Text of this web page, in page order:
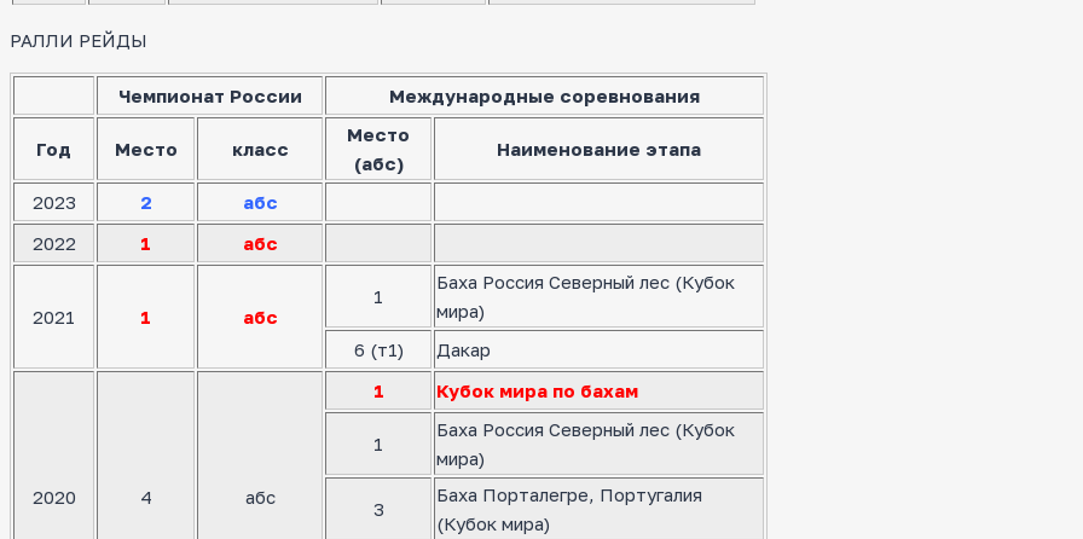
РАЛЛИ РЕЙДЫ
Чемпионат России Международные соревнования
Год Место класс
Место
(абс)
Наименование этапа
2023 2
абс
2022
1 абс
2021 1 абс
1
Баха Россия Северный лес (Кубок
мира)
6 (т1)
Дакар
2020 4 абс
1 Кубок мира по бахам
1
Баха Россия Северный лес (Кубок
мира)
3
Баха Порталегре, Португалия
(Кубок мира)